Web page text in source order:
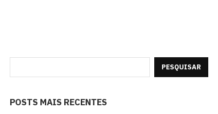
PESQUISAR
POSTS MAIS RECENTES